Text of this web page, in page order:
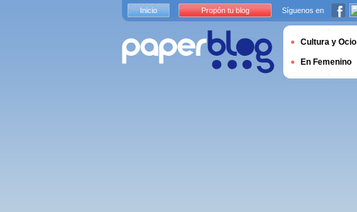
Inicio Propón tu blog Síguenos en
Cultura y Ocio
En Femenino